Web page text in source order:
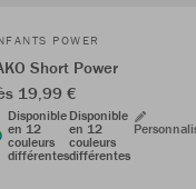
POWER
Short Power
19,99 €
Disponible
en 12
couleurs
différentes
Disponible
en 12
couleurs
différentes